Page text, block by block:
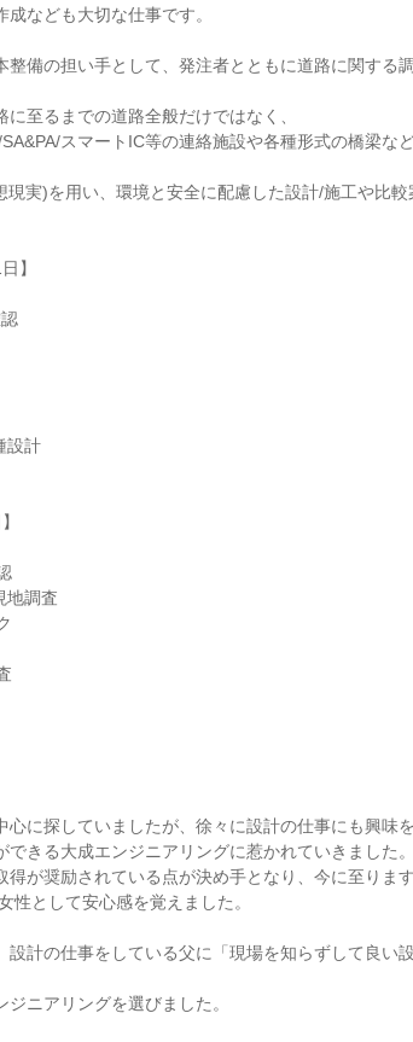
なども大切な仕事です。
整備の担い手として、発注者とともに道路に関する
至るまでの道路全般だけではなく、
スマートIC等の連絡施設や各種形式の橋梁な
実)を用い、環境と安全に配慮した設計/施工や比
】
設計
地調査
に探していましたが、徐々に設計の仕事にも興味を
きる大成エンジニアリングに惹かれていきました。
が奨励されている点が決め手となり、今に至ります
性として安心感を覚えました。
計の仕事をしている父に「現場を知らずして良い設
ニアリングを選びました。